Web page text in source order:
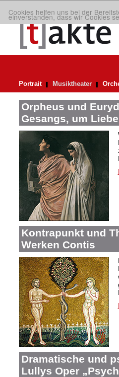
Cookies helfen uns bei der
einverstanden, dass wir Cookies
Portrait Musiktheater
Orpheus und
Gesangs, um
Kontrapunkt und
Werken Contis
Dramatische und
Lullys Oper